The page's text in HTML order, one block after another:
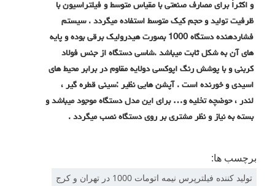
و اکثراً برای مصارف صنعتی با مقیاس متوسط و فیلتراسیون با
ظرفیت تولید و حجم کیک متوسط استفاده میگردد . سیستم
فشاردهنده دستگاه 1000 بصورت هیدرولیک برقی بوده و پایه
های آن به شکل ثابت میباشد .شاسی دستگاه از جنس فولاد
کربنی و با پوشش رنگ اپوکسی دولایه مقاوم در برابر محیط های
اسیدی و خورنده است . آپشن هایی نظیر :سینی قطره گیر ،
لندر ، حوضچه تخلیه و… برای این مدل دستگاه موجود میباشد و
بسته به نیاز و نظر مشتری بر روی دستگاه نصب میگردد .
برچسب ها:
تولید کننده فیلترپرس نیمه اتومات 1000 در تهران و کرج